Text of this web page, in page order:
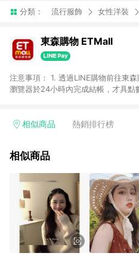
分類： 流行服飾 女性洋裝
東森購物 ETMall
注意事項： 1. 透過LINE購物前往東
瀏覽器於24小時內完成結帳，才具點
單，皆不在點數回饋範圍內。 3. 如
球嚴選、商城、專案商品、「草莓網
回饋。 5. 點數回饋會扣除所有折扣
實際回饋請依LINE購物通知為主。
ETMall站內之折扣優惠(包含但不限
券等)，不具點數回饋資格。詳細請
顯示為準。 7. LINE購物設有「單一
殊活動時開放「回饋無上限」)，以
計算，並依訂單成立時間當下LINE購
相似商品 熱銷排行榜
相似商品